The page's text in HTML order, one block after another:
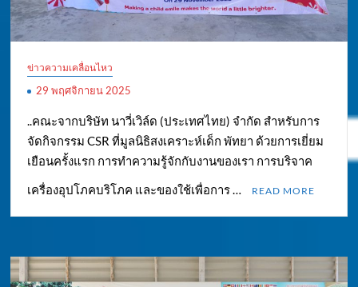
ข่าวความเคลื่อนไหว
29 พฤศจิกายน 2025
..คณะจากบริษัท นาวี่เวิล์ด (ประเทศไทย) จำกัด สำหรับการ
จัดกิจกรรม CSR ที่มูลนิธิสงเคราะห์เด็ก พัทยา ด้วยการเยี่ยม
เยือนครั้งแรก การทำความรู้จักกับงานของเรา การบริจาค
เครื่องอุปโภคบริโภค และของใช้เพื่อการ …
READ MORE